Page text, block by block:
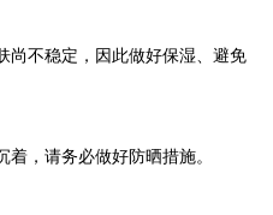
尚不稳定，因此做好保湿、避免
，请务必做好防晒措施。